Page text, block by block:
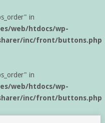
in
web/htdocs/wp-
inc/front/buttons.php
in
web/htdocs/wp-
inc/front/buttons.php